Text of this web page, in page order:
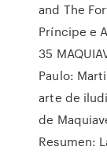
and The
Príncipe e
35
Paulo:
arte de
de
Resumen: